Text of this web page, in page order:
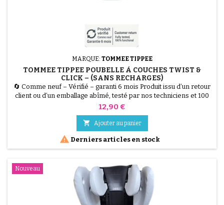
MARQUE: TOMMEE TIPPEE
TOMMEE TIPPEE POUBELLE À COUCHES TWIST &
CLICK – (SANS RECHARGES)
🔄 Comme neuf – Vérifié – garanti 6 mois Produit issu d’un retour
client ou d’un emballage abîmé, testé par nos techniciens et 100
% fonctionnel. Poubelle à couches Tommee Tippee Twist &amp;
Vendu sans recharges, recharges disponibles séparément.
Prix
12,90 €
 Ajouter au panier
 Derniers articles en stock
Nouveau